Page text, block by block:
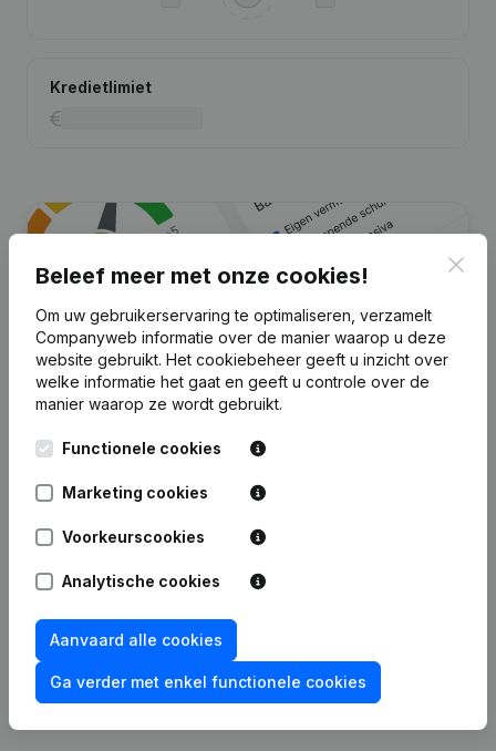
Kredietlimiet
Zoek je meer informatie over dit
bedrijf?
Raadpleeg de gezondheid in een oogopslag
Kies voor snelle inzichten of granulaire details
Probeer gratis Meer ontdekken
7 dagen gratis proefperiode, geen kredietkaart vereist.
Beleef meer met onze cookies!
Om uw gebruikerservaring te optimaliseren, verzamelt
Companyweb informatie over de manier waarop u deze
website gebruikt. Het cookiebeheer geeft u inzicht over
welke informatie het gaat en geeft u controle over de
manier waarop ze wordt gebruikt.
Functionele cookies
Marketing cookies
Voorkeurscookies
Analytische cookies
Aanvaard alle cookies
Ga verder met enkel functionele cookies